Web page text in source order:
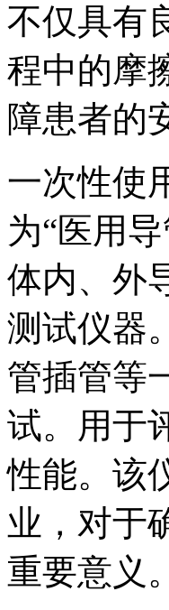
不仅具有
程中的摩
障患者的
一次性使
为“医用
体内、外
测试仪器
管插管等
试。用于
性能。该
业，对于
重要意义。